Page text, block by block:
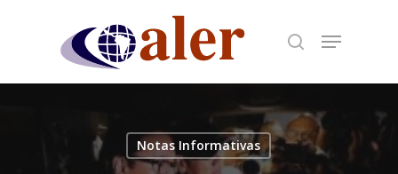
content
Notas Informativas